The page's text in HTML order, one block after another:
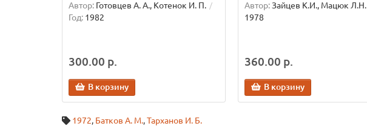
Автор: Готовцев А. А., Котенок И. П.
Год: 1982
300.00 р.
В корзину
Автор:Зайцев К.И., Мацюк Л.Н.
1978
360.00 р.
В корзину
1972, Батков А. М.,Тарханов И. Б.